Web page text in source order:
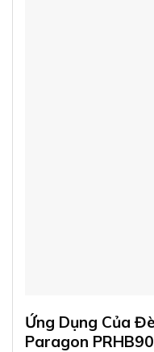
Ứng Dụng Của
Paragon